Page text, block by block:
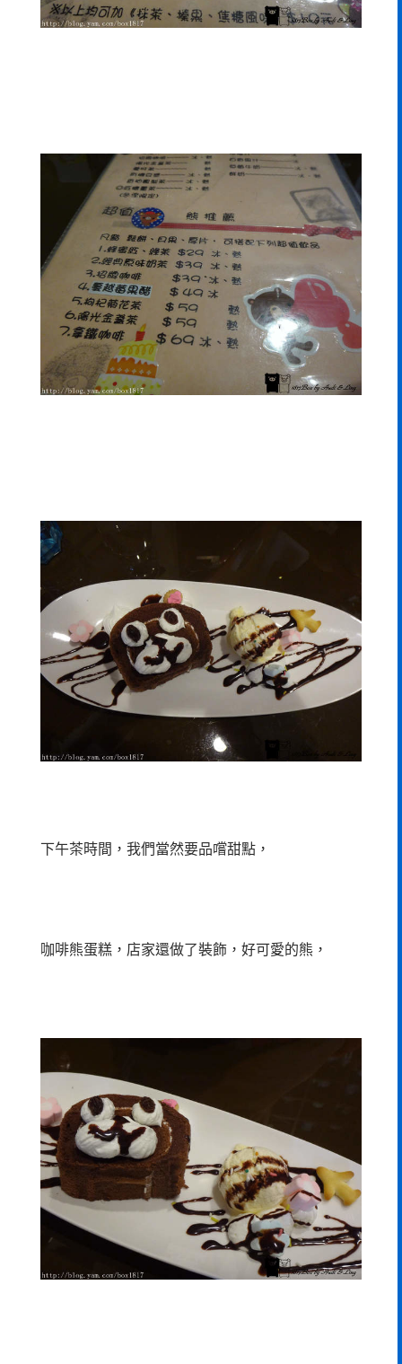
下午茶時間，我們當然要品嚐甜點，
咖啡熊蛋糕，店家還做了裝飾，好可愛的熊，